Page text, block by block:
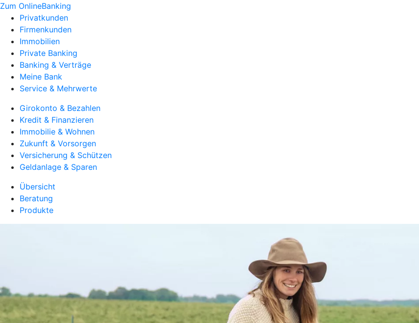
Zum OnlineBanking
Privatkunden
Firmenkunden
Immobilien
Private Banking
Banking & Verträge
Meine Bank
Service & Mehrwerte
Girokonto & Bezahlen
Kredit & Finanzieren
Immobilie & Wohnen
Zukunft & Vorsorgen
Versicherung & Schützen
Geldanlage & Sparen
Übersicht
Beratung
Produkte